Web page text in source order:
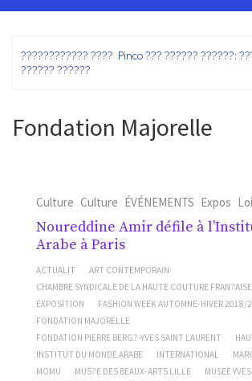
???????????? ???? Pinco ??? ?????? ??????:
?????? ??????
Fondation Majorelle
Culture Culture ÉVÉNEMENTS Expos
Noureddine Amir défile à
Arabe à Paris
ACTUALIT
ART CONTEMPORAIN
CHAMBRE SYNDICALE DE LA HAUTE COUTURE FRAN?AISE
EXPOSITION
FASHION WEEK AUTOMNE-HIVER 2018/
FONDATION MAJORELLE
FONDATION PIERRE BERG?-YVES SAINT LAURENT
INSTITUT DU MONDE ARABE
INTERNATIONAL
MOMU
MUS?E DES BEAUX-ARTS LILLE
MUSEE